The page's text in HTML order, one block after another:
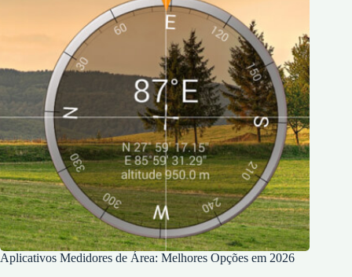
Aplicativos Medidores de Área: Melhores Opções em 2026